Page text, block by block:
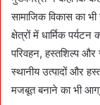
सामाजिक विकास का
क्षेत्रों में धार्मिक
परिवहन, हस्तशिल्प
स्थानीय उत्पादों और
मजबूत बनाने का भी